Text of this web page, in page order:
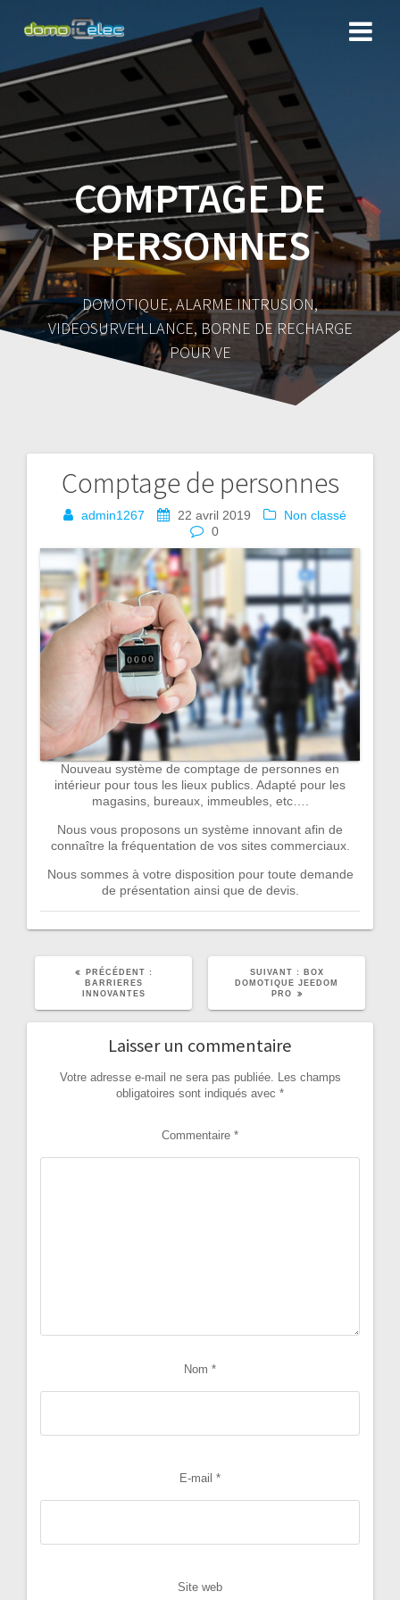
COMPTAGE DE
PERSONNES
DOMOTIQUE, ALARME INTRUSION,
VIDEOSURVEILLANCE, BORNE DE RECHARGE
POUR VE
Comptage de personnes
admin1267 22 avril 2019
Non classé
0
Nouveau système de comptage de personnes en
intérieur pour tous les lieux publics. Adapté pour les
magasins, bureaux, immeubles, etc….
Nous vous proposons un système innovant afin de
connaître la fréquentation de vos sites commerciaux.
Nous sommes à votre disposition pour toute demande
de présentation ainsi que de devis.
Navigation
l’article
PRÉCÉDENT :
BARRIERES
INNOVANTES
SUIVANT : ARTICLE
SUIVANT
:
BOX
DOMOTIQUE JEEDOM
PRO
Laisser un commentaire
Votre adresse e-mail ne sera pas publiée. Les champs
obligatoires sont indiqués avec *
Commentaire *
Nom *
E-mail *
Site web